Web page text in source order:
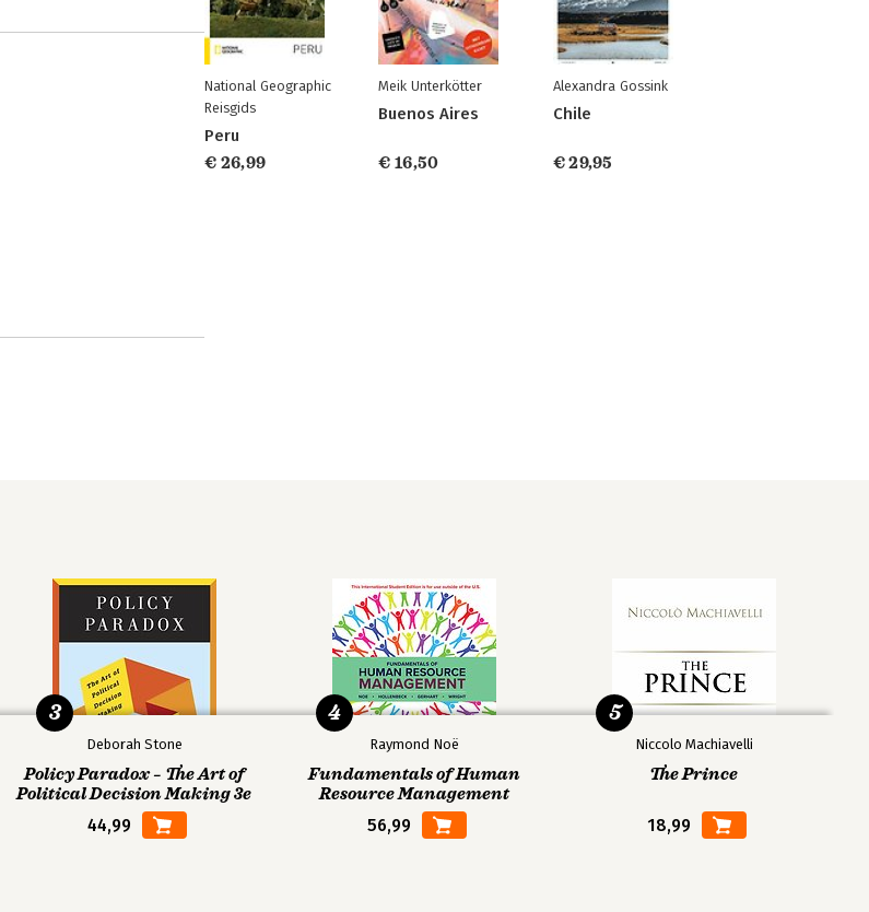
National Geographic
Reisgids
Peru
€ 26,99
Meik Unterkötter
Buenos Aires
€ 16,50
Alexandra Gossink
Chile
€ 29,95
Deborah Stone
Policy Paradox – The Art of
Political Decision Making 3e
44,99
3
Raymond Noë
Fundamentals of Human
Resource Management
56,99
4
Niccolo Machiavelli
The Prince
18,99
5